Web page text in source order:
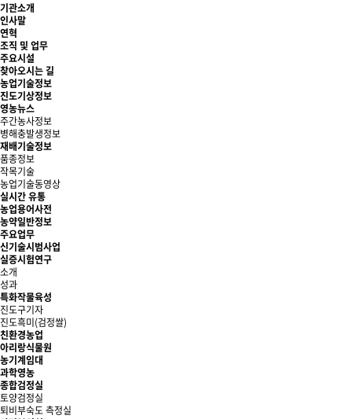
기관소개
인사말
연혁
조직 및 업무
주요시설
찾아오시는 길
농업기술정보
진도기상정보
영농뉴스
주간농사정보
병해충발생정보
재배기술정보
품종정보
작목기술
농업기술동영상
실시간 유통
농업용어사전
농약일반정보
주요업무
신기술시범사업
실증시험연구
소개
성과
특화작물육성
진도구기자
진도흑미(검정쌀)
친환경농업
아리랑식물원
농기계임대
과학영농
종합검정실
토양검정실
퇴비부숙도 측정실